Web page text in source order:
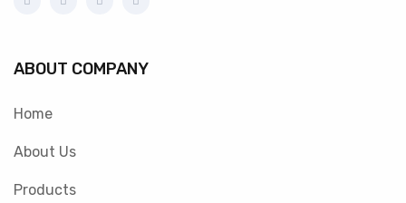
ABOUT COMPANY
Home
About Us
Products